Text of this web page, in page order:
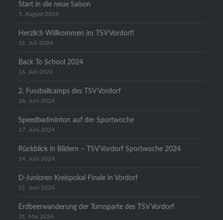
Start in die neue Saison
5. August 2024
Herzlich Willkommen im TSV Vordorf!
31. Juli 2024
Back To School 2024
16. Juli 2024
2. Fussballcamps des TSV Vordorf
26. Juni 2024
Speedbadminton auf der Sportwoche
17. Juni 2024
Rückblick in Bildern – TSV Vordorf Sportwoche 2024
14. Juni 2024
D-Junioren Kreispokal Finale in Vordorf
11. Juni 2024
Erdbeerwanderung der Turnsparte des TSV Vordorf
31. Mai 2024